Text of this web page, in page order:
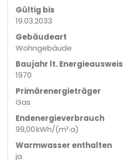
Gültig bis
19.03.2033
Gebäudeart
Wohngebäude
Baujahr lt. Energieausweis
1970
Primärenergieträger
Gas
Endenergie­verbrauch
99,00 kWh/(m²·a)
Warmwasser enthalten
ja